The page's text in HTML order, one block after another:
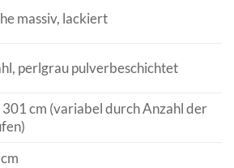
massiv, lackiert
perlgrau pulverbeschichtet
301 cm (variabel durch Anzahl der